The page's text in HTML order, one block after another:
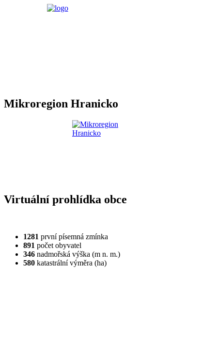
Mikroregion Hranicko
Virtuální prohlídka obce
1281 první písemná zmínka
891 počet obyvatel
346 nadmořská výška (m n. m.)
580 katastrální výměra (ha)